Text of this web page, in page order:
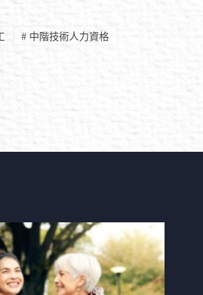
# 中階技術人力資格